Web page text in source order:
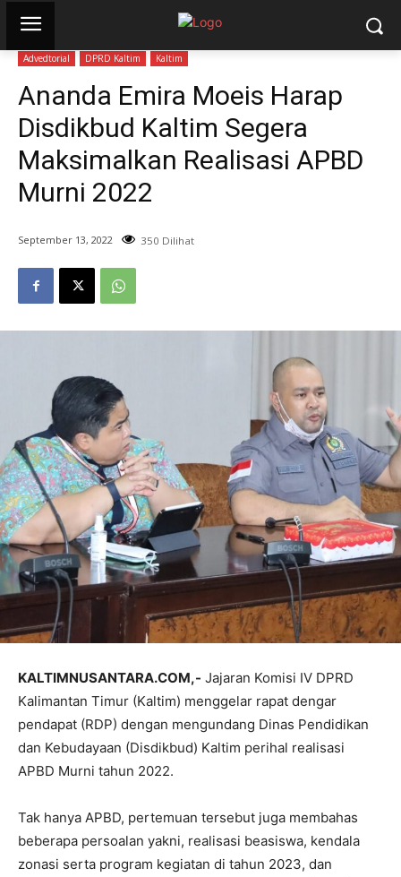
Advedtorial DPRD Kaltim Kaltim
Ananda Emira Moeis Harap
Disdikbud Kaltim Segera
Maksimalkan Realisasi APBD
Murni 2022
September 13, 2022 350 Dilihat
KALTIMNUSANTARA.COM,- Jajaran Komisi IV DPRD
Kalimantan Timur (Kaltim) menggelar rapat dengar
pendapat (RDP) dengan mengundang Dinas Pendidikan
dan Kebudayaan (Disdikbud) Kaltim perihal realisasi
APBD Murni tahun 2022.
Tak hanya APBD, pertemuan tersebut juga membahas
beberapa persoalan yakni, realisasi beasiswa, kendala
zonasi serta program kegiatan di tahun 2023, dan